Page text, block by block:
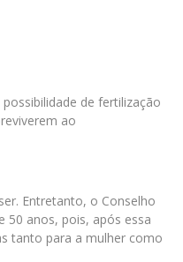
de fertilização
ao
Entretanto, o Conselho
50 anos, pois, após essa
tanto para a mulher como